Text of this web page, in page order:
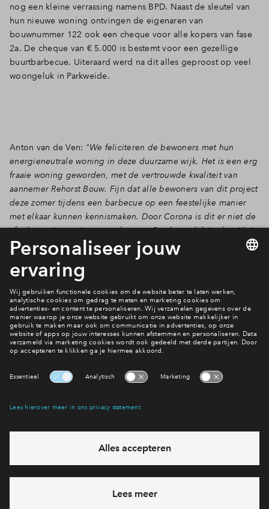
nog een kleine verrassing namens BPD. Naast de sleutel van
hun nieuwe woning ontvingen de eigenaren van
bouwnummer 122 ook een cheque voor alle kopers van fase
2a. De cheque van € 5.000 is bestemt voor een gezellige
buurtbarbecue. Uiteraard werd na dit alles geproost op veel
woongeluk in Parkweide.
Anton van de Ven: "We feliciteren de bewoners met hun
energieneutrale woning in deze duurzame wijk. Het is een erg
fraaie woning geworden, met de vertrouwde kwaliteit van
aannemer Rehorst Bouw. Fijn dat alle bewoners van dit project
deze zomer tijdens een barbecue op een feestelijke manier
met elkaar kunnen kennismaken. Door Corona is dit er niet de
afgelopen jaren niet van gekomen. Op deze plek in de wijk is
goed te merken dat Park Triangel laat zien dat door
landschappelijk te ontwikkelen een prettige en
klimaatadaptieve leefomgeving ontstaat, waar wonen en natuur
Ook wonen in Park Triangel?
Bekijk het aanbod
eventuele projecten
Ja, ik wil mij aanmelden